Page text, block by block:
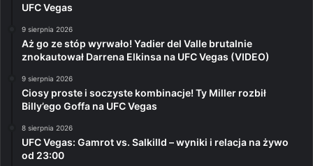
UFC Vegas
9 sierpnia 2026
Aż go ze stóp wyrwało! Yadier del Valle brutalnie
znokautował Darrena Elkinsa na UFC Vegas (VIDEO)
9 sierpnia 2026
Ciosy proste i soczyste kombinacje! Ty Miller rozbił
Billy’ego Goffa na UFC Vegas
8 sierpnia 2026
UFC Vegas: Gamrot vs. Salkilld – wyniki i relacja na żywo
od 23:00